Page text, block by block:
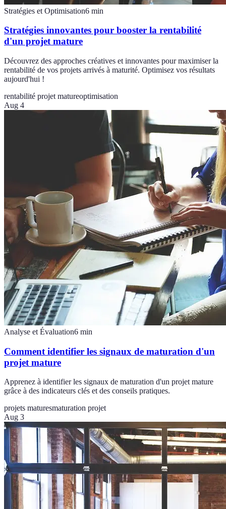
Stratégies et Optimisation6 min
Stratégies innovantes pour booster la rentabilité
d'un projet mature
Découvrez des approches créatives et innovantes pour maximiser la
rentabilité de vos projets arrivés à maturité. Optimisez vos résultats
aujourd'hui !
rentabilité projet matureoptimisation
Aug 4
Analyse et Évaluation6 min
Comment identifier les signaux de maturation d'un
projet mature
Apprenez à identifier les signaux de maturation d'un projet mature
grâce à des indicateurs clés et des conseils pratiques.
projets maturesmaturation projet
Aug 3